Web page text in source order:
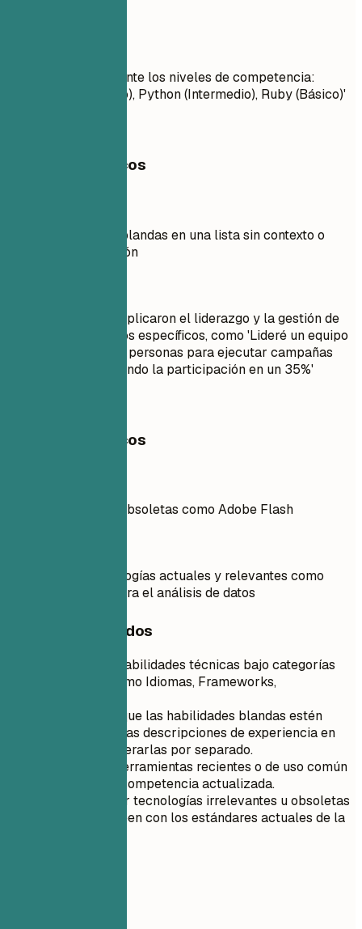
Especificar claramente los niveles de competencia:
'JavaScript (Experto), Python (Intermedio), Ruby (Básico)'
Ejemplos prácticos
Incluir habilidades blandas en una lista sin contexto o
detalles de aplicación
Describir cómo se aplicaron el liderazgo y la gestión de
equipos en proyectos específicos, como 'Lideré un equipo
multifuncional de 15 personas para ejecutar campañas
multicanal, aumentando la participación en un 35%'
Ejemplos prácticos
Usar herramientas obsoletas como Adobe Flash
Enfocarse en tecnologías actuales y relevantes como
Google Analytics para el análisis de datos
Consejos rápidos
Enumera tus habilidades técnicas bajo categorías
específicas como Idiomas, Frameworks,
Asegúrate de que las habilidades blandas estén
integradas en las descripciones de experiencia en
lugar de enumerarlas por separado.
Incluye solo herramientas recientes o de uso común
para mostrar competencia actualizada.
Evita enumerar tecnologías irrelevantes u obsoletas
que no se alineen con los estándares actuales de la